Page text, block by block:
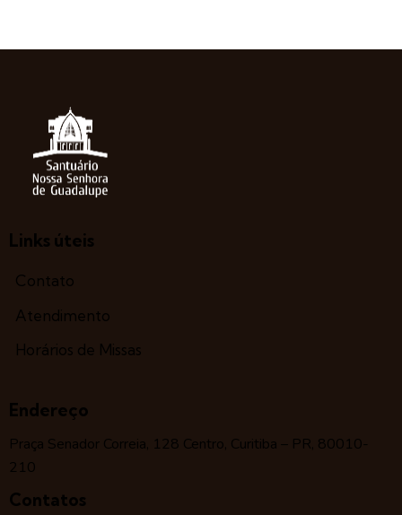
Links úteis
Contato
Atendimento
Horários de Missas
Endereço
Praça Senador Correia, 128 Centro, Curitiba – PR, 80010-
210
Contatos